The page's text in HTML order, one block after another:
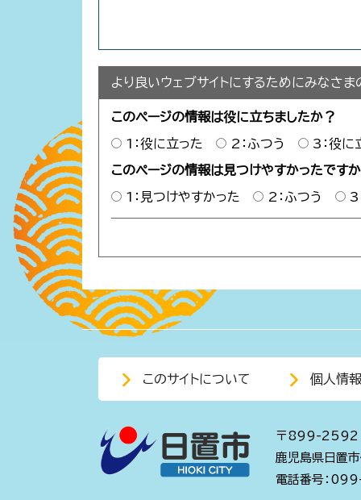
より良いウェブサイトにするためにみなさ
このページの情報は役に立ちましたか？
1：役に立った 2：ふつう 3：役に
このページの情報は見つけやすかったです
1：見つけやすかった 2：ふつう 3
このサイトについて 個人情
〒899-2592
鹿児島県日置
電話番号：